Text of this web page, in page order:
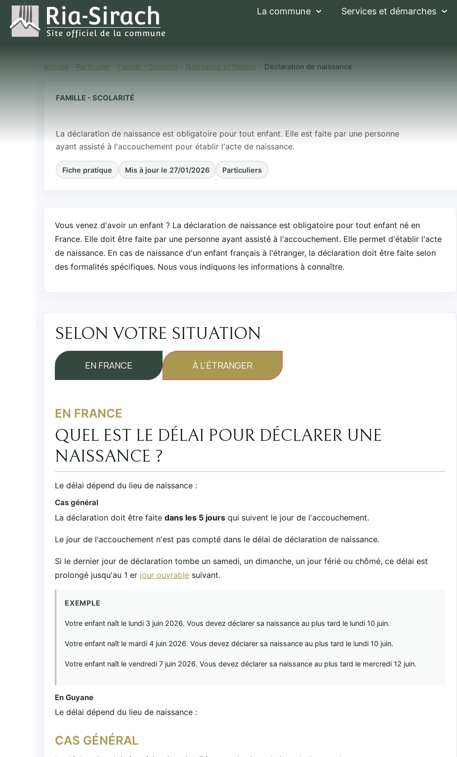
La commune Services et démarches
Accueil Particulier Famille - Scolarité Naissance et filiation Déclaration de naissance
FAMILLE - SCOLARITÉ
Déclaration de naissance
La déclaration de naissance est obligatoire pour tout enfant. Elle est faite par une personne
ayant assisté à l'accouchement pour établir l'acte de naissance.
Fiche pratique Mis à jour le 27/01/2026 Particuliers
Vous venez d'avoir un enfant ? La déclaration de naissance est obligatoire pour tout enfant né en
France. Elle doit être faite par une personne ayant assisté à l'accouchement. Elle permet d'établir l'acte
de naissance. En cas de naissance d'un enfant français à l'étranger, la déclaration doit être faite selon
des formalités spécifiques. Nous vous indiquons les informations à connaître.
SELON VOTRE SITUATION
EN FRANCE À L'ÉTRANGER
EN FRANCE
QUEL EST LE DÉLAI POUR DÉCLARER UNE
NAISSANCE ?
Le délai dépend du lieu de naissance :
Cas général
La déclaration doit être faite dans les 5 joursqui suivent le jour de l'accouchement.
Le jour de l'accouchement n'est pas compté dans le délai de déclaration de naissance.
Si le dernier jour de déclaration tombe un samedi, un dimanche, un jour férié ou chômé, ce délai est
prolongé jusqu'au 1 er jour ouvrablesuivant.
EXEMPLE
Votre enfant naît le lundi 3 juin 2026. Vous devez déclarer sa naissance au plus tard le lundi 10 juin.
Votre enfant naît le mardi 4 juin 2026. Vous devez déclarer sa naissance au plus tard le lundi 10 juin.
Votre enfant naît le vendredi 7 juin 2026. Vous devez déclarer sa naissance au plus tard le mercredi 12 juin.
En Guyane
Le délai dépend du lieu de naissance :
CAS GÉNÉRAL